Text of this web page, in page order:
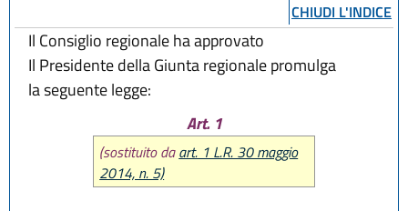
CHIUDI L'INDICE
Il Consiglio regionale ha approvato
Il Presidente della Giunta regionale promulga
la seguente legge:
Art. 1
(sostituito daart. 1 L.R. 30 maggio
2014, n. 5)